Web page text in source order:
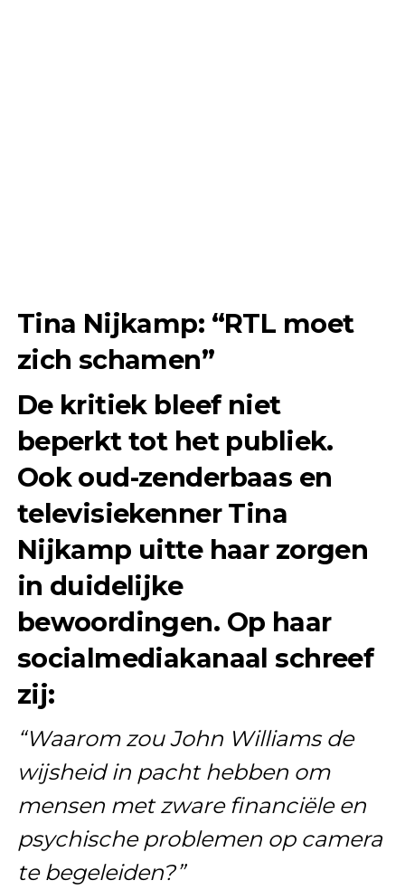
Tina Nijkamp: “RTL moet
zich schamen”
De kritiek bleef niet
beperkt tot het publiek.
Ook oud-zenderbaas en
televisiekenner Tina
Nijkamp uitte haar zorgen
in duidelijke
bewoordingen. Op haar
socialmediakanaal schreef
zij:
“Waarom zou John Williams de
wijsheid in pacht hebben om
mensen met zware financiële en
psychische problemen op camera
te begeleiden?”